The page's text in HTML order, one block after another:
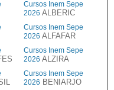
Cursos Inem Sepe
2026 ALBERIC
Cursos Inem Sepe
2026 ALFAFAR
Cursos Inem Sepe
2026 ALZIRA
Cursos Inem Sepe
2026 BENIARJO